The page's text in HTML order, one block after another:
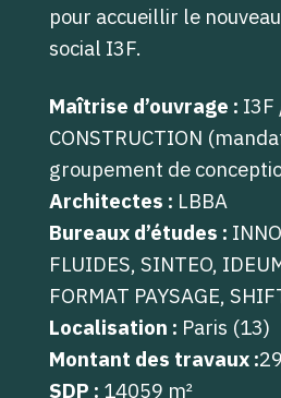
pour accueillir le
social I3F.
Maîtrise d’ouvrage : I3F
CONSTRUCTION
groupement de
Architectes : LBBA
Bureaux d’études :
FLUIDES, SINTEO,
FORMAT PAYSAGE,
Localisation : Paris (13)
Montant des travaux :
SDP : 14059 m²